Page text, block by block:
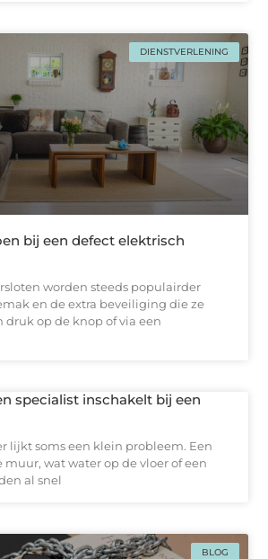
DIENSTVERLENING
bij een defect elektrisch
worden steeds populairder
en de extra beveiliging die ze
druk op de knop of via een
specialist inschakelt bij een
lijkt soms een klein probleem. Een
muur, wat water op de vloer of een
al snel
BLOG